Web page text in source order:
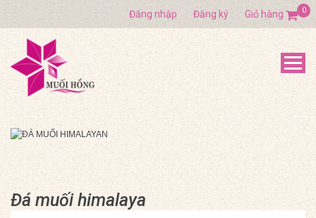
Đăng nhập Đăng ký Giỏ hàng 0
Đá muối himalaya